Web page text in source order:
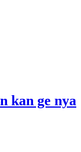
kan ge nya